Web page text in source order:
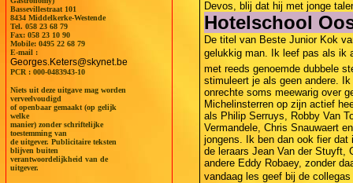
Bassevillestraat 101
8434 Middelkerke-Westende
Tel. 058 23 68 79
Fax: 058 23 10 90
Mobile: 0495 22 68 79
E-mail :
Georges.Keters@skynet.be
PCR : 000-0483943-10
Niets uit deze uitgave mag worden
verveelvoudigd
of openbaar gemaakt (op gelijk
welke
manier) zonder schriftelijke
toestemming van
de uitgever. Publicitaire teksten
blijven buiten
verantwoordelijkheid van de
uitgever.
Devos, blij dat hij met jonge
Hotelschool
De titel van Beste Junior Kok
gelukkig man. Ik leef pas als
met reeds genoemde dubbele
stimuleert je als geen andere.
onrechte soms meewarig over
Michelinsterren op zijn actief
als Philip Serruys, Robby Van
Vermandele, Chris Snauwaert
jongens. Ik ben dan ook fier
de leraars Jean Van der Stuyft,
andere Eddy Robaey, zonder
vandaag les geef bij de